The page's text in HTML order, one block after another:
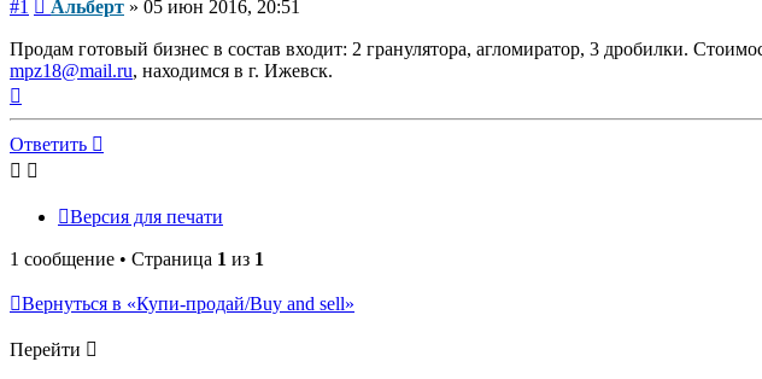
#1 Альберт » 05 июн 2016, 20:51
Продам готовый бизнес в состав входит: 2 гранулятора, агломиратор, 3 дробилки.
mpz18@mail.ru, находимся в г. Ижевск.
началу
Ответить
Версия для печати
1 сообщение • Страница 1 из 1
Вернуться в «Купи-продай/Buy and sell»
Перейти